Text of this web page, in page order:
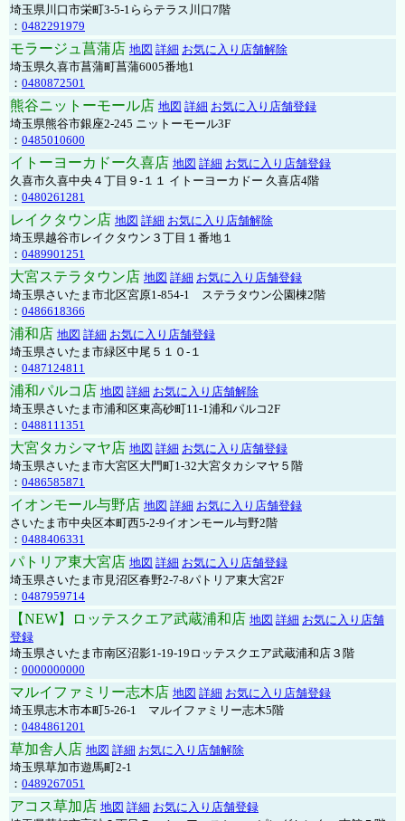
埼玉県川口市栄町3-5-1ららテラス川口7階
： 0482291979
モラージュ菖蒲店 地図 詳細 お気に入り店舗解除
埼玉県久喜市菖蒲町菖蒲6005番地1
： 0480872501
熊谷ニットーモール店 地図 詳細 お気に入り店舗登録
埼玉県熊谷市銀座2-245 ニットーモール3F
： 0485010600
イトーヨーカドー久喜店 地図 詳細 お気に入り店舗登録
久喜市久喜中央４丁目９-１１ イトーヨーカドー 久喜店4階
： 0480261281
レイクタウン店 地図 詳細 お気に入り店舗解除
埼玉県越谷市レイクタウン３丁目１番地１
： 0489901251
大宮ステラタウン店 地図 詳細 お気に入り店舗登録
埼玉県さいたま市北区宮原1-854-1 ステラタウン公園棟2階
： 0486618366
浦和店 地図 詳細 お気に入り店舗登録
埼玉県さいたま市緑区中尾５１０-１
： 0487124811
浦和パルコ店 地図 詳細 お気に入り店舗解除
埼玉県さいたま市浦和区東高砂町11-1浦和パルコ2F
： 0488111351
大宮タカシマヤ店 地図 詳細 お気に入り店舗登録
埼玉県さいたま市大宮区大門町1-32大宮タカシマヤ５階
： 0486585871
イオンモール与野店 地図 詳細 お気に入り店舗登録
さいたま市中央区本町西5-2-9イオンモール与野2階
： 0488406331
パトリア東大宮店 地図 詳細 お気に入り店舗登録
埼玉県さいたま市見沼区春野2-7-8パトリア東大宮2F
： 0487959714
【NEW】ロッテスクエア武蔵浦和店 地図 詳細 お気に入り店舗
登録
埼玉県さいたま市南区沼影1-19-19ロッテスクエア武蔵浦和店３階
： 0000000000
マルイファミリー志木店 地図 詳細 お気に入り店舗登録
埼玉県志木市本町5-26-1 マルイファミリー志木5階
： 0484861201
草加舎人店 地図 詳細 お気に入り店舗解除
埼玉県草加市遊馬町2-1
： 0489267051
アコス草加店 地図 詳細 お気に入り店舗登録